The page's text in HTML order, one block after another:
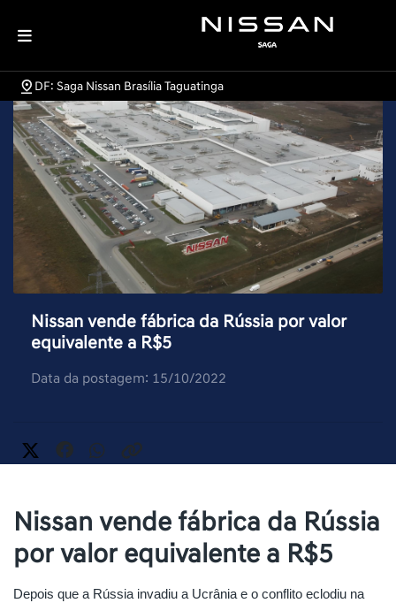
DF: Saga Nissan Brasília Taguatinga
Nissan vende fábrica da Rússia por valor
equivalente a R$5
Data da postagem: 15/10/2022
Nissan vende fábrica da Rússia
por valor equivalente a R$5
Depois que a Rússia invadiu a Ucrânia e o conflito eclodiu na